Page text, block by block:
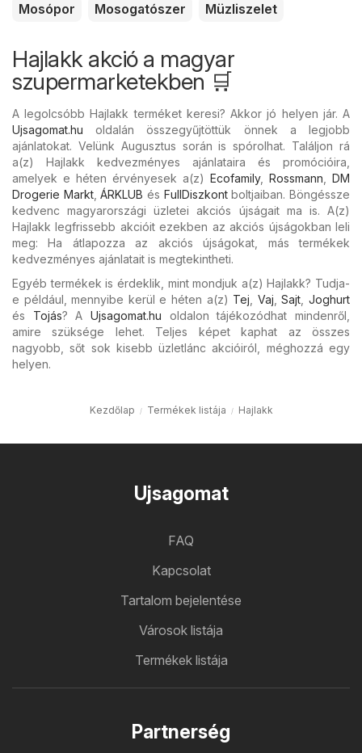
Mosópor
Mosogatószer Müzliszelet
Hajlakk akció a magyar
szupermarketekben 🛒
A legolcsóbb Hajlakk terméket keresi? Akkor jó helyen jár. A
Ujsagomat.hu oldalán összegyűjtöttük önnek a legjobb
ajánlatokat. Velünk Augusztus során is spórolhat. Találjon rá
a(z) Hajlakk kedvezményes ajánlataira és promócióira,
amelyek e héten érvényesek a(z) Ecofamily, Rossmann
DM
Drogerie Markt,ÁRKLUB és FullDiszkontboltjaiban. Böngéssze
kedvenc magyarországi üzletei akciós újságait ma is. A(z)
Hajlakk legfrissebb akcióit ezekben az akciós újságokban leli
meg: Ha átlapozza az akciós újságokat, más termékek
kedvezményes ajánlatait is megtekintheti.
Egyéb termékek is érdeklik, mint mondjuk a(z) Hajlakk? Tudja-
e például, mennyibe kerül e héten a(z) Tej Vaj ,Sajt ,Joghurt
és Tojás? AUjsagomat.hu oldalon tájékozódhat mindenről,
amire szüksége lehet. Teljes képet kaphat az összes
nagyobb, sőt sok kisebb üzletlánc akcióiról, méghozzá egy
helyen.
Kezdőlap Termékek listája Hajlakk
Ujsagomat
FAQ
Kapcsolat
Tartalom bejelentése
Városok listája
Termékek listája
Partnerség